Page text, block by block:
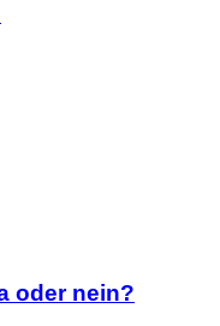
oder nein?